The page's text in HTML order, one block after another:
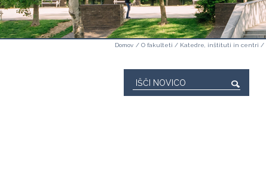
Domov / O fakulteti / Katedre, inštituti in centri /